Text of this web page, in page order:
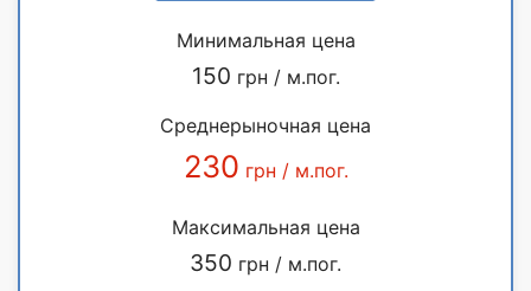
Минимальная цена
150 грн / м.пог.
Среднерыночная цена
230 грн / м.пог.
Максимальная цена
350 грн / м.пог.